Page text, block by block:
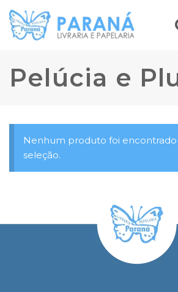
Pelúcia e
Nenhum produto foi encontrado
seleção.